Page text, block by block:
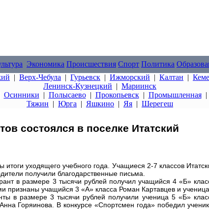
Экономика Происшествия Спорт Политика
| Верх-Чебула | Гурьевск | Ижморский | Калтан |
Ленинск-Кузнецкий | Мариинск
Осинники | Полысаево| Прокопьевск| Промышленная|
Тяжин | Юрга | Яшкино | Яя | Шерегеш
состоялся в поселке Итатский
уходящего учебного года. Учащиеся 2-7 классов
получили благодарственные письма.
в размере 3 тысячи рублей получил учащийся 4 «Б»
признаны учащийся 3 «А» класса Роман Картавцев и
в размере 3 тысячи рублей получили ученица 5 «Б»
Горяинова. В конкурсе «Спортсмен года» победил